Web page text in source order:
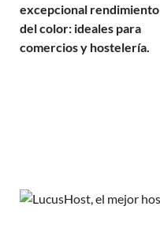
excepcional rendimiento
del color: ideales para
comercios y hostelería.